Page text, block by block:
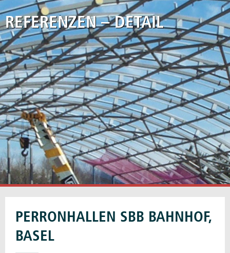
REFERENZEN –DETAIL
PERRONHALLEN SBB BAHNHOF,
BASEL